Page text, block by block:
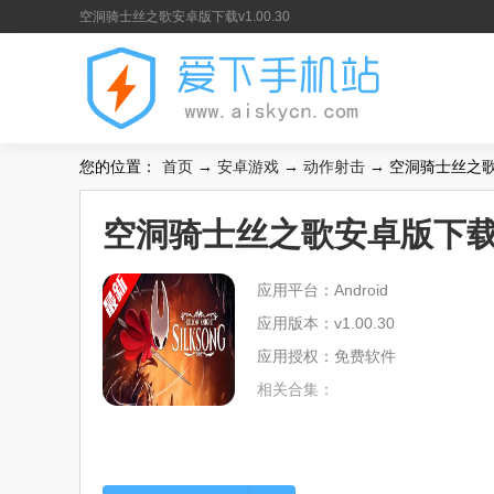
空洞骑士丝之歌安卓版下载v1.00.30
您的位置： 首页 → 安卓游戏 → 动作射击 → 空洞骑士丝之
空洞骑士丝之歌安卓版下
应用平台：Android
应用版本：v1.00.30
应用授权：免费软件
相关合集：